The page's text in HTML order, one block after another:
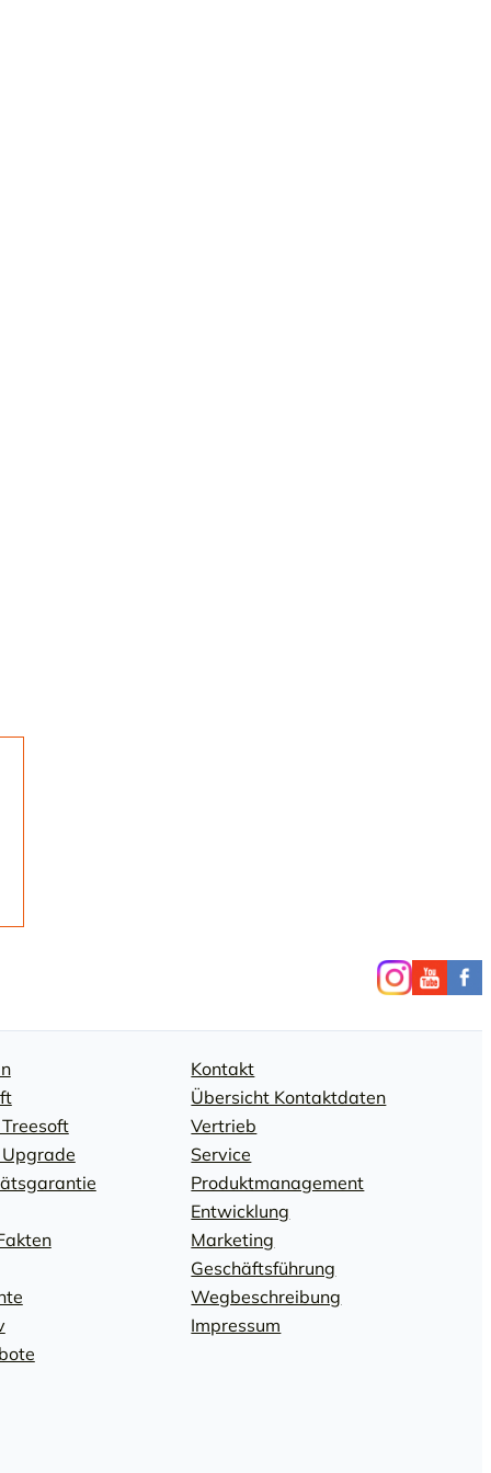
Kontakt
Übersicht Kontaktdaten
Vertrieb
Service
Produktmanagement
Entwicklung
Marketing
Geschäftsführung
Wegbeschreibung
Impressum